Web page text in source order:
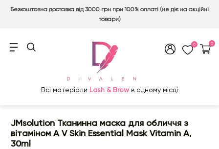
Безкоштовна доставка від 3000 грн при 100% оплаті (не діє на акційні
товари)
0 0
Всі матеріали Lash & Brow в одному місці
JMsolution Тканинна маска для обличчя з
вітаміном А V Skin Essential Mask Vitamin A,
30ml